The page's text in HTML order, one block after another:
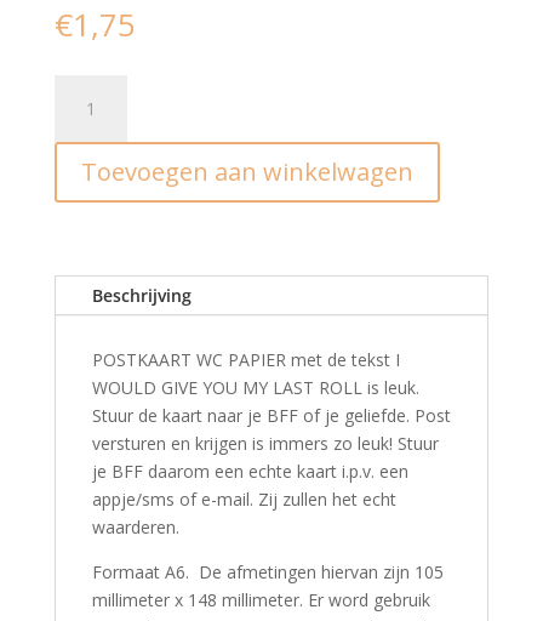
€1,75
WC
aantal
Toevoegen aan winkelwagen
Beschrijving
POSTKAART WC PAPIER met de tekst I
WOULD GIVE YOU MY LAST ROLL is leuk.
Stuur de kaart naar je BFF of je geliefde. Post
versturen en krijgen is immers zo leuk! Stuur
je BFF daarom een echte kaart i.p.v. een
appje/sms of e-mail. Zij zullen het echt
waarderen.
Formaat A6. De afmetingen hiervan zijn 105
millimeter x 148 millimeter. Er word gebruik